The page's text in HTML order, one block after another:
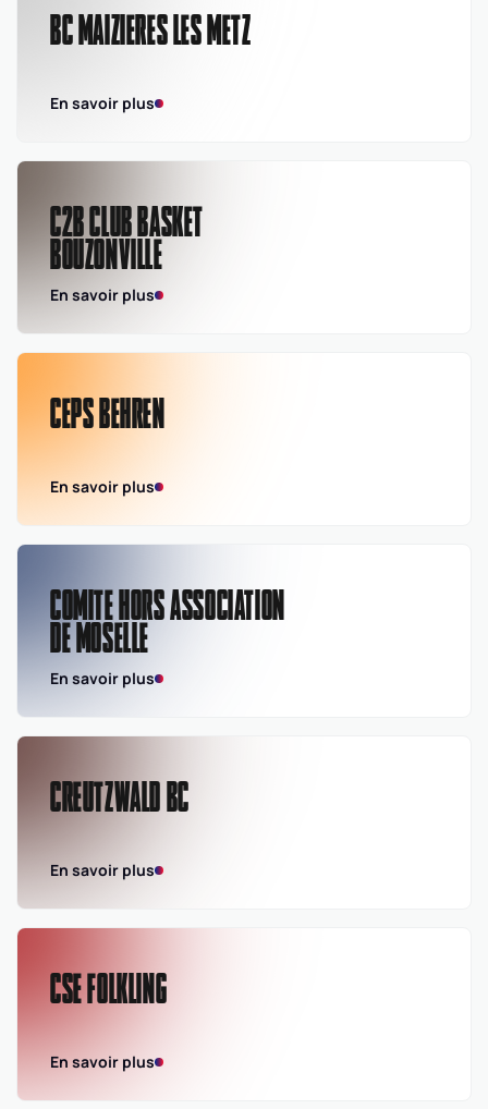
BC MAIZIERES LES METZ
En savoir plus
C2B CLUB BASKET
BOUZONVILLE
En savoir plus
CEPS BEHREN
En savoir plus
COMITE HORS ASSOCIATION
DE MOSELLE
En savoir plus
CREUTZWALD BC
En savoir plus
CSE FOLKLING
En savoir plus